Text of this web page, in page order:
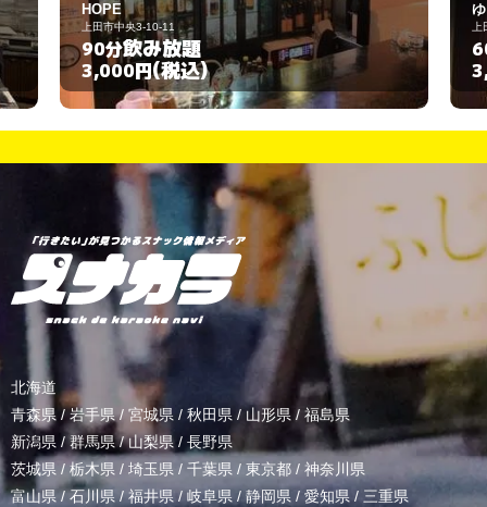
ゆうこ
上田市中央3-14-16
60分飲み放題
3,000円(税込)
北海道
青森県 / 岩手県/ 宮城県 / 秋田県 / 山形県/ 福島県
新潟県 /群馬県/山梨県 / 長野県
茨城県 / 栃木県 / 埼玉県 / 千葉県 / 東京都 / 神奈川県
富山県 /石川県/福井県/岐阜県 / 静岡県 / 愛知県 / 三重県